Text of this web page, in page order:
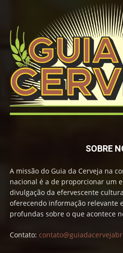
SOBRE
A missão do Guia da Cerveja na
nacional é a de proporcionar um
divulgação da efervescente
oferecendo informação relevante
profundas sobre o que acontece
Contato: